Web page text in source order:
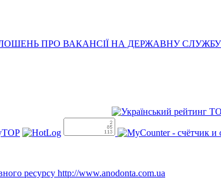
ПРО ВАКАНСІЇ НА ДЕРЖАВНУ СЛУЖБУ
ресурсу http://www.anodonta.com.ua